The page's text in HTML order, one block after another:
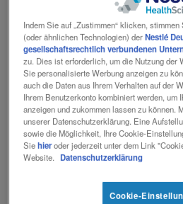
Unterernährung, für die
Gründe gibt. Im ersten
Baby längen- und
schnellsten zu. Allgemein
dass ein Baby von der
von 12 Monaten um 50 %
wächst.
Indem Sie auf „Zustimmen“ klicken,
(oder ähnlichen Technologien) derNestlé
gesellschaftsrechtlich verbundenen
zu. Dies ist erforderlich, um die Nutzung der
Sie personalisierte Werbung anzeigen zu
auch die Daten aus Ihrem Verhalten auf der
Ihrem Benutzerkonto kombiniert werden, um
anzeigen und zukommen lassen zu können.
unserer Datenschutzerklärung. Eine
sowie die Möglichkeit, Ihre Cookie-
Siehieroder jederzeit unter dem Link
Website.
Datenschutzerklärung
Cookie-